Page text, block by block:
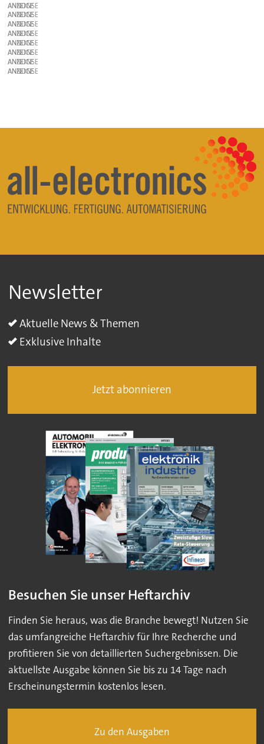
ANZEIGE
ANZEIGE
ANZEIGE
ANZEIGE
ANZEIGE
ANZEIGE
ANZEIGE
ANZEIGE
Newsletter
Aktuelle News & Themen
Exklusive Inhalte
Jetzt abonnieren
Besuchen Sie unser Heftarchiv
Finden Sie heraus, was die Branche bewegt! Nutzen Sie
das umfangreiche Heftarchiv für Ihre Recherche und
profitieren Sie von detaillierten Suchergebnissen. Die
aktuellste Ausgabe können Sie bis zu 14 Tage nach
Erscheinungstermin kostenlos lesen.
Zu den Ausgaben